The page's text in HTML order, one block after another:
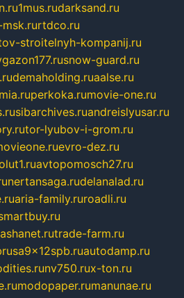
1mus.rudarksand.ru
rtdco.ru
stroitelnyh-kompanij.ru
snow-guard.ru
demaholding.ruaalse.ru
perkoka.rumovie-one.ru
sibarchives.ruandreislyusar.ru
tor-lyubov-i-grom.ru
evro-dez.ru
avtopomosch27.ru
nertansaga.rudelanalad.ru
aria-family.ruroadli.ru
ashanet.rutrade-farm.ru
autodamp.ru
nv750.rux-ton.ru
modopaper.rumanunae.ru